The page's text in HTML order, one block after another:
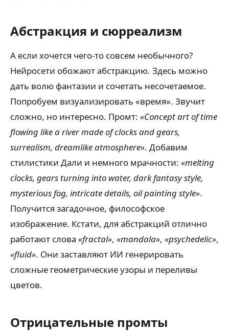
Абстракция и сюрреализм
А если хочется чего-то совсем необычного?
Нейросети обожают абстракцию. Здесь можно
дать волю фантазии и сочетать несочетаемое.
Попробуем визуализировать «время». Звучит
сложно, но интересно. Промт: «Concept art of time
flowing like a river made of clocks and gears,
surrealism, dreamlike atmosphere». Добавим
стилистики Дали и немного мрачности: «melting
clocks, gears turning into water, dark fantasy style,
mysterious fog, intricate details, oil painting style».
Получится загадочное, философское
изображение. Кстати, для абстракций отлично
работают слова «fractal», «mandala», «psychedelic»,
«fluid». Они заставляют ИИ генерировать
сложные геометрические узоры и переливы
цветов.
Отрицательные промты